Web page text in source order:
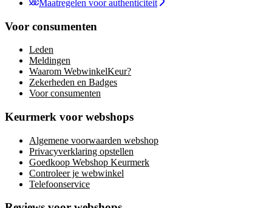
Maatregelen voor authenticiteit
Voor consumenten
Leden
Meldingen
Waarom WebwinkelKeur?
Zekerheden en Badges
Voor consumenten
Keurmerk voor webshops
Algemene voorwaarden webshop
Privacyverklaring opstellen
Goedkoop Webshop Keurmerk
Controleer je webwinkel
Telefoonservice